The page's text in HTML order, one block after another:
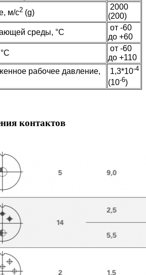
м/с2 (g)
2000
(200)
среды, °C
от -60
до +60
от -60
до +110
рабочее давление,
1,3*10-4
(10-6)
контактов